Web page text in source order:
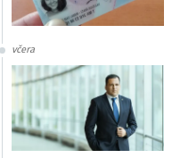
včera